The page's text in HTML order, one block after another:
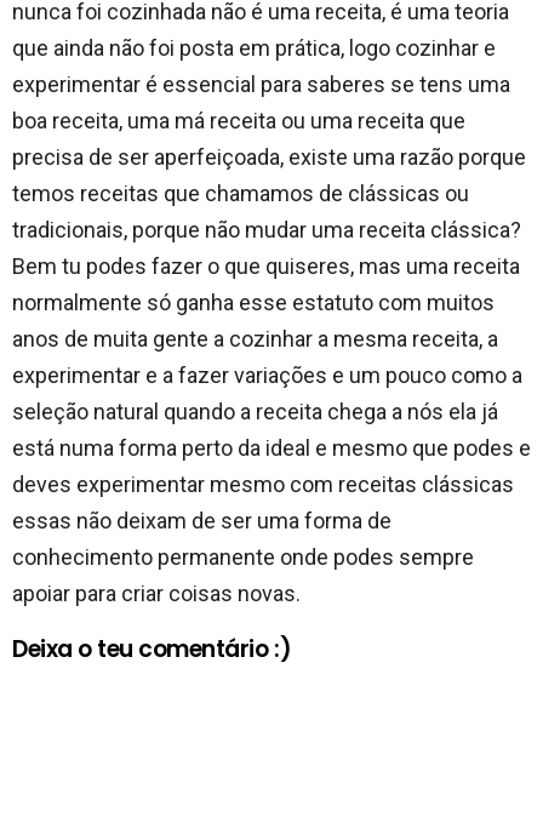
nunca foi cozinhada não é uma receita, é uma teoria
que ainda não foi posta em prática, logo cozinhar e
experimentar é essencial para saberes se tens uma
boa receita, uma má receita ou uma receita que
precisa de ser aperfeiçoada, existe uma razão porque
temos receitas que chamamos de clássicas ou
tradicionais, porque não mudar uma receita clássica?
Bem tu podes fazer o que quiseres, mas uma receita
normalmente só ganha esse estatuto com muitos
anos de muita gente a cozinhar a mesma receita, a
experimentar e a fazer variações e um pouco como a
seleção natural quando a receita chega a nós ela já
está numa forma perto da ideal e mesmo que podes e
deves experimentar mesmo com receitas clássicas
essas não deixam de ser uma forma de
conhecimento permanente onde podes sempre
apoiar para criar coisas novas.
Deixa o teu comentário :)